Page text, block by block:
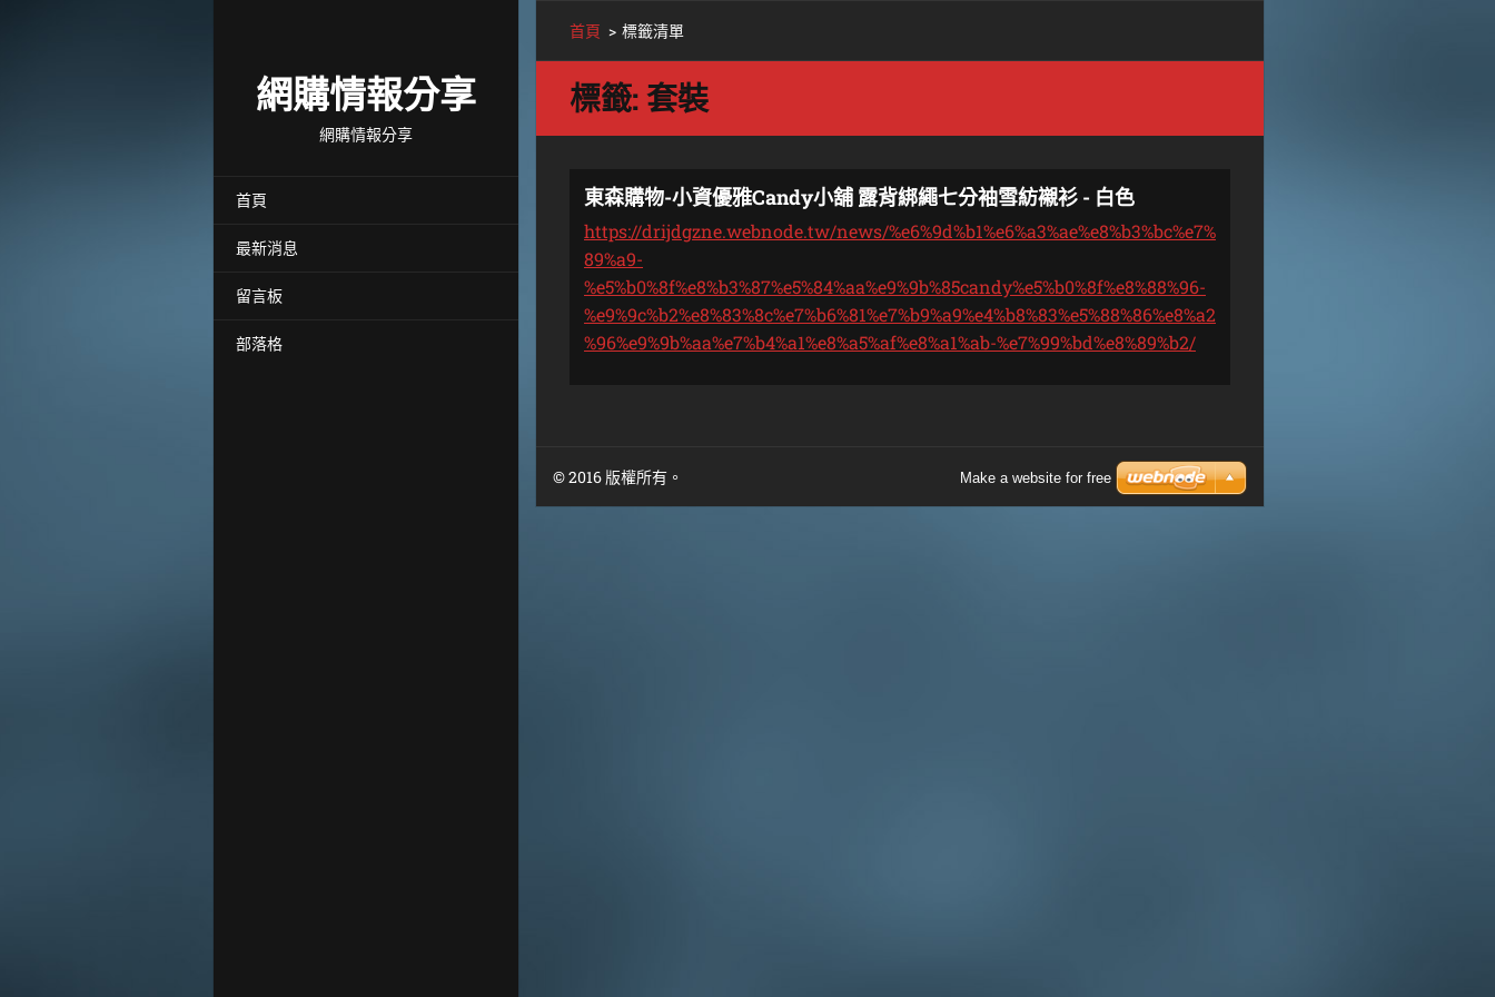
網購情報分享
網購情報分享
首頁
最新消息
留言板
部落格
首頁 > 標籤清單
標籤: 套裝
東森購物-小資優雅Candy小舖 露背綁繩七分袖雪紡襯衫 - 白色
https://drijdgzne.webnode.tw/news/%e6%9d%b1%e6%a3%ae%e8%b3%bc%e7%
89%a9-
%e5%b0%8f%e8%b3%87%e5%84%aa%e9%9b%85candy%e5%b0%8f%e8%88%96-
%e9%9c%b2%e8%83%8c%e7%b6%81%e7%b9%a9%e4%b8%83%e5%88%86%e8%a2
%96%e9%9b%aa%e7%b4%a1%e8%a5%af%e8%a1%ab-%e7%99%bd%e8%89%b2/
© 2016 版權所有。 Make a website for free